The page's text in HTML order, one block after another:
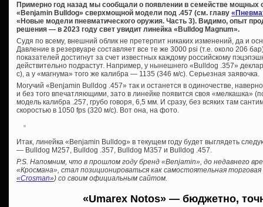
Примерно год назад мы сообщали о появлении в семействе мощных
«Benjamin Bulldog» сверхмощной модели под .457 (см. главу
«Новые модели пневматического оружия. Часть 3). Видимо, опыт
решения — в 2023 году свет увидит линейка «Bulldog Magnum».
Судя по всему, внешний облик не претерпит никаких изменений, да и
Давление в резервуаре составляет все те же 3000 psi (т.е. около 206
показателей достигнут за счет известных каждому российскому
действительно подрастут. Например, у нынешнего «Bulldog .357»
с), а у «магнума» того же калибра — 1135 (346 м/с). Серьезная заявочка.
Могучий «Benjamin Bulldog .457» так и останется в одиночестве,
и без того впечатляющими, зато в линейке появится своя «мелкашка»
модель калибра .257, грубо говоря, 6,5 мм. И сразу, без всяких там
скоростью в 1050 fps (320 м/с). Вот она, на фото.
Итак, линейка «Benjamin Bulldog» в текущем году будет выглядеть
— Bulldog М257, Bulldog .357, Bulldog М357 и Bulldog .457.
P.S. Напомним, что в прошлом году бренд «Benjamin», до недавнего
«Кросмана», стал позиционироваться как самостоятельная торговая
«Crosman») со своим официальным сайтом.
«Umarex Notos» — бюджетно,